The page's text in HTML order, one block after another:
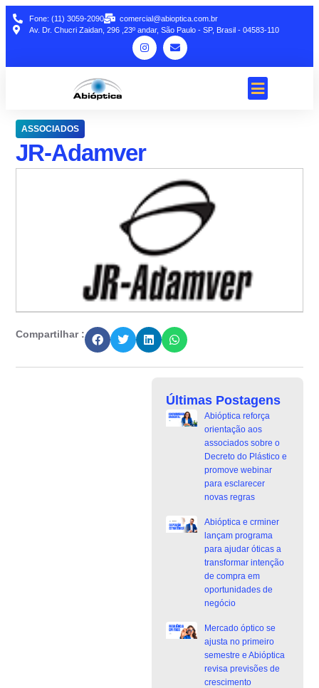
Fone: (11) 3059-2090
comercial@abioptica.com.br
Av. Dr. Chucri Zaidan, 296 ,23º andar, São Paulo - SP, Brasil - 04583-110
ASSOCIADOS
JR-Adamver
Compartilhar :
Últimas Postagens
Abióptica reforça
orientação aos
associados sobre o
Decreto do Plástico e
promove webinar
para esclarecer
novas regras
Abióptica e crminer
lançam programa
para ajudar óticas a
transformar intenção
de compra em
oportunidades de
negócio
Mercado óptico se
ajusta no primeiro
semestre e Abióptica
revisa previsões de
crescimento